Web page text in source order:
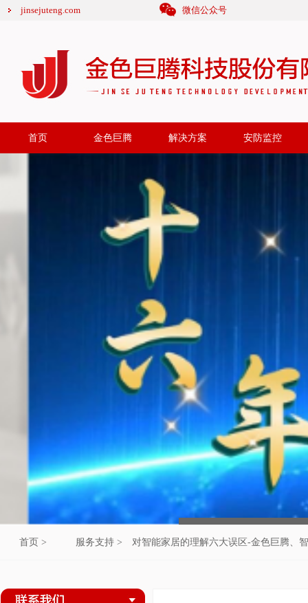
jinsejuteng.com 微信公众号
首页 金色巨腾 解决方案 安防监控
首页 > 服务支持 > 对智能家居的理解六大误区-金色巨腾、